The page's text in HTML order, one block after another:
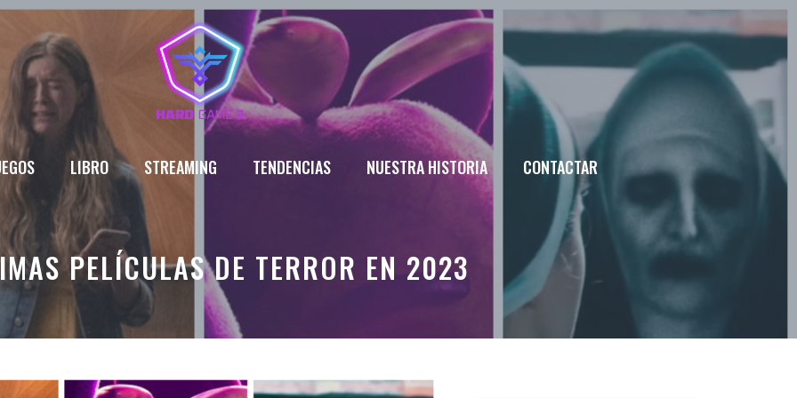
LIBRO STREAMING TENDENCIAS NUESTRA HISTORIA CONTACTAR
PELÍCULAS DE TERROR EN 2023